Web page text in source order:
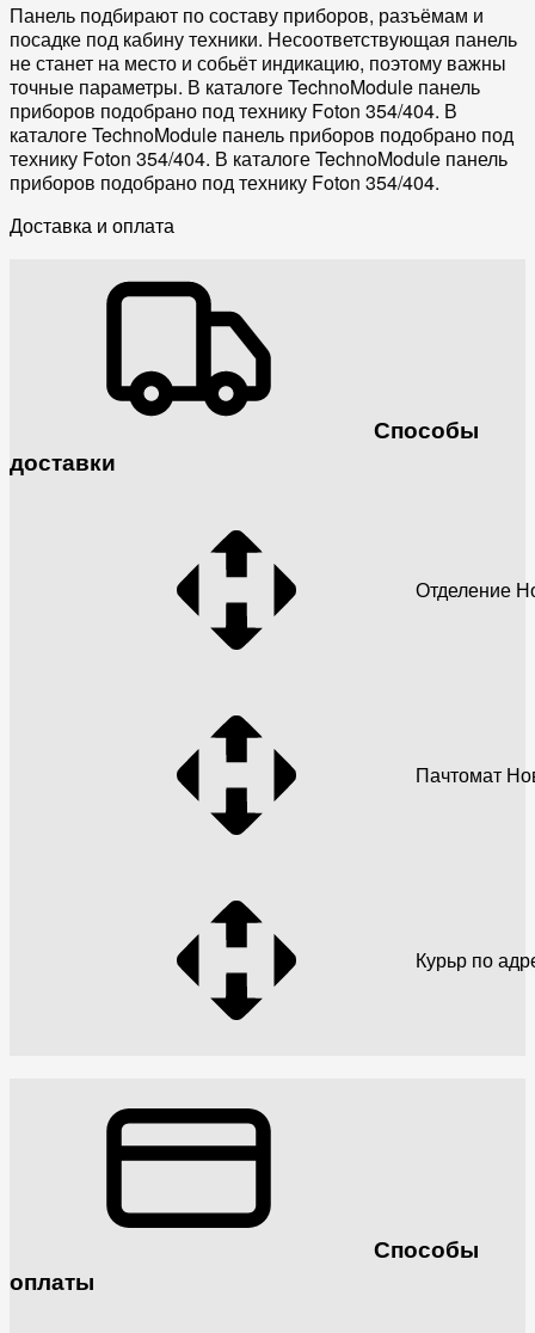
Панель подбирают по составу приборов, разъёмам и
посадке под кабину техники. Несоответствующая панель
не станет на место и собьёт индикацию, поэтому важны
точные параметры. В каталоге TechnoModule панель
приборов подобрано под технику Foton 354/404. В
каталоге TechnoModule панель приборов подобрано под
технику Foton 354/404. В каталоге TechnoModule панель
приборов подобрано под технику Foton 354/404.
Доставка и оплата
Способы
доставки
Отделение
Пачтомат
Курьр по
Способы
оплаты